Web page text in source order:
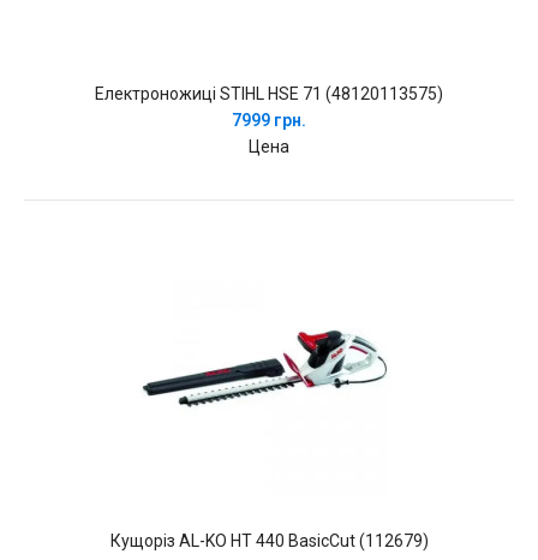
Електроножиці STIHL HSE 71 (48120113575)
7999 грн.
Цена
Кущоріз AL-KO HT 440 BasicCut (112679)